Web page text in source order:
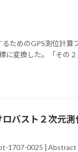
ためのGPS測位計
に変換した。「その
バスト２次元測
1707-0025 ] Abstract